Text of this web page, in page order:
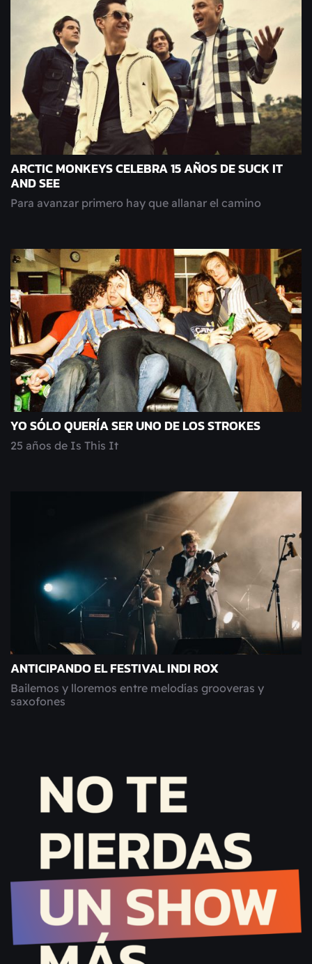
ARCTIC MONKEYS CELEBRA 15 AÑOS DE SUCK IT
AND SEE
Para avanzar primero hay que allanar el camino
YO SÓLO QUERÍA SER UNO DE LOS STROKES
25 años de Is This It
ANTICIPANDO EL FESTIVAL INDI ROX
Bailemos y lloremos entre melodías grooveras y
saxofones